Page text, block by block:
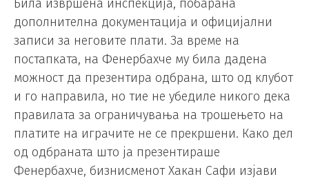
Била извршена инспекција, побарана
дополнителна документација и официјални
записи за неговите плати. За време на
постапката, на Фенербахче му била дадена
можност да презентира одбрана, што од клубот
и го направила, но тие не убедиле никого дека
правилата за ограничувања на трошењето на
платите на играчите не се прекршени. Како дел
од одбраната што ја презентираше
Фенербахче, бизнисменот Хакан Сафи изјави